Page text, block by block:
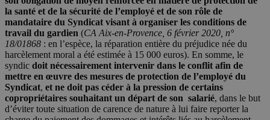
la santé et de la sécurité de l’employé et de son rôle de
mandataire du Syndicat visant à organiser les conditions de
travail du gardien (CA Aix-en-Provence, 6 février 2020, n°
18/01868 : en l’espèce, la réparation entière du préjudice née du
harcèlement moral a été estimée à 15 000 euros). En somme, le
syndic doit nécessairement intervenir dans le conflit afin de
mettre en œuvre des mesures de protection de l’employé du
Syndicat, et ne doit pas céder à la pression de certains
copropriétaires souhaitant un départ de son salarié, dans le but
d’éviter toute situation de carence de nature à lui faire reporter la